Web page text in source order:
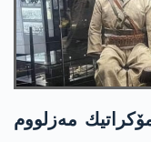
مه‌زلووم